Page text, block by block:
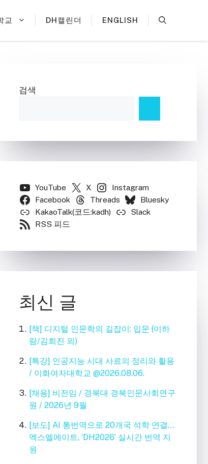
교 DH캘린더 ENGLISH
검색
YouTube X
Instagram
Facebook
Threads
Bluesky
KakaoTalk(코드:kadh)
Slack
RSS 피드
최신 글
[책] 디지털 인문학의 길잡이: 입문 (이하
람/김희진 외)
[특강] 인공지능 시대 사료의 정리와 활용
/ 이화여자대학교 @2026.08.06.
[채용] 비전임 / 경북대 경북인문사회연구
원 / 2026년 9월
[보도] AI 통번역으로 20개국 석학 연결…
엑스엘에이트, ‘DH2026’ 실시간 번역 지
원